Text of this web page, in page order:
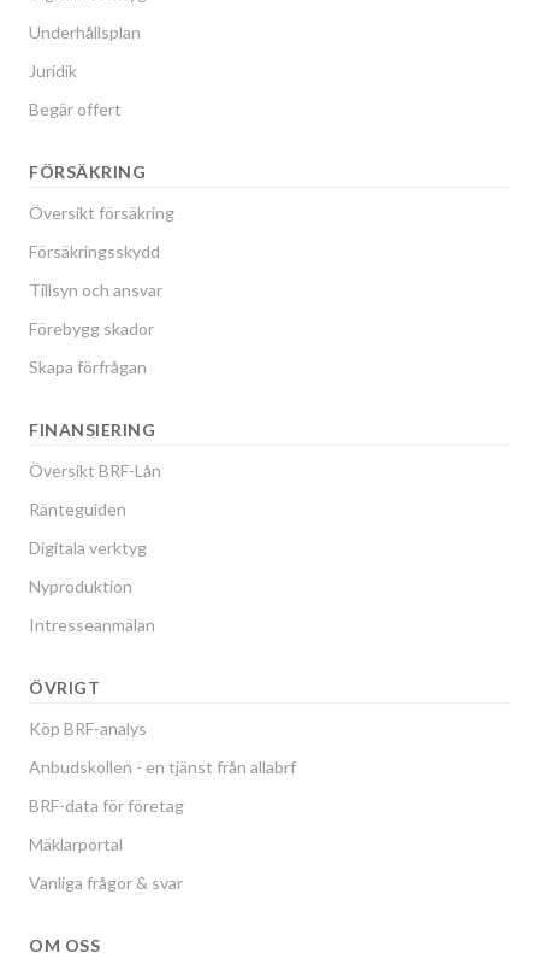
Underhållsplan
Juridik
Begär offert
FÖRSÄKRING
Översikt försäkring
Försäkringsskydd
Tillsyn och ansvar
Förebygg skador
Skapa förfrågan
FINANSIERING
Översikt BRF-Lån
Ränteguiden
Digitala verktyg
Nyproduktion
Intresseanmälan
ÖVRIGT
Köp BRF-analys
Anbudskollen - en tjänst från allabrf
BRF-data för företag
Mäklarportal
Vanliga frågor & svar
OM OSS